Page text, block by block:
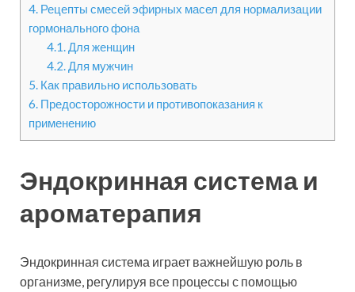
4. Рецепты смесей эфирных масел для нормализации
гормонального фона
4.1.Для женщин
4.2.Для мужчин
5. Как правильно использовать
6. Предосторожности и противопоказания к
применению
Эндокринная система и
ароматерапия
Эндокринная система играет важнейшую роль в
организме, регулируя все процессы с помощью